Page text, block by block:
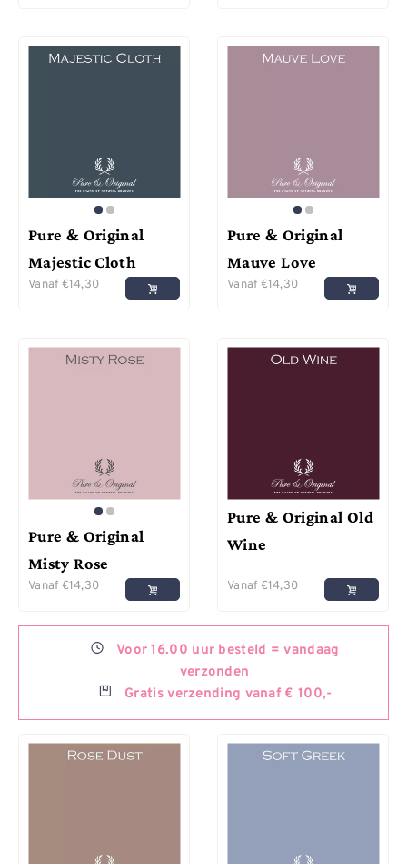
Pure & Original
Majestic Cloth
Vanaf €14,30
Pure & Original
Mauve Love
Vanaf €14,30
Pure & Original
Misty Rose
Vanaf €14,30
Pure & Original Old
Wine
Vanaf €14,30
Voor 16.00 uur besteld =vandaag
verzonden
Gratisverzending vanaf € 100,-